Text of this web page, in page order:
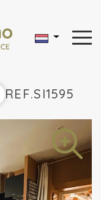
REF.SI1595